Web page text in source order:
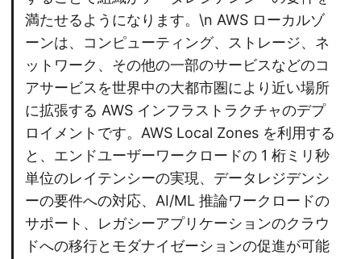
満たせるようになります。\n AWS ローカルゾ
ーンは、コンピューティング、ストレージ、ネ
ットワーク、その他の一部のサービスなどのコ
アサービスを世界中の大都市圏により近い場所
に拡張する AWS インフラストラクチャのデプ
ロイメントです。AWS Local Zones を利用する
と、エンドユーザーワークロードの 1 桁ミリ秒
単位のレイテンシーの実現、データレジデンシ
ーの要件への対応、AI/ML 推論ワークロードの
サポート、レガシーアプリケーションのクラウ
ドへの移行とモダナイゼーションの促進が可能